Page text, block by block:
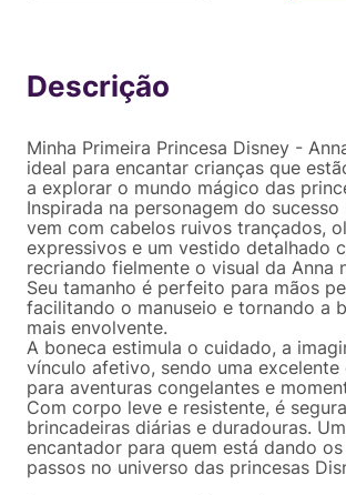
R$169,90
56
Minha Primeira Princesa Disney -
ideal para encantar crianças que
a explorar o mundo mágico das
Inspirada na personagem do sucesso
vem com cabelos ruivos trançados,
expressivos e um vestido detalhado
recriando fielmente o visual da Anna
Seu tamanho é perfeito para mãos
facilitando o manuseio e tornando a
mais envolvente.
A boneca estimula o cuidado, a
vínculo afetivo, sendo uma excelente
para aventuras congelantes e
Com corpo leve e resistente, é
brincadeiras diárias e duradouras.
encantador para quem está dando
passos no universo das princesas